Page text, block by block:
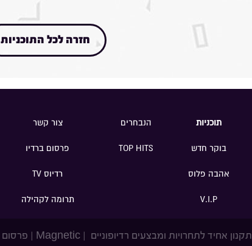
חזרה לכל התוכניות
תוכניות
בוקר חדש
אהבה פלוס
V.I.P
הנבחרים
TOP HITS
צור קשר
פרסום ברדיו
רדיוס TV
תרומה לקהילה
תקנון אחיד לתחרויות ומבצעים רדיופוניים |
Magnetic
| פרסום